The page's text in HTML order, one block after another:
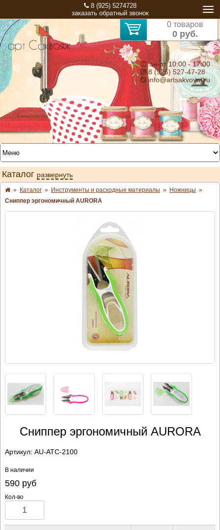
8 (925) 5274728
заказать обратный звонок
0 товаров
0 руб.
⏰ пн-пт 10:00 - 17:00
8 (925) 527-47-28
info@artsakvoyaj.ru
Каталог развернуть
» Каталог » Инструменты и расходные материалы » Ножницы »
Сниппер эргономичный AURORA
Сниппер эргономичный AURORA
Артикул: AU-ATC-2100
В наличии
590руб
Кол-во